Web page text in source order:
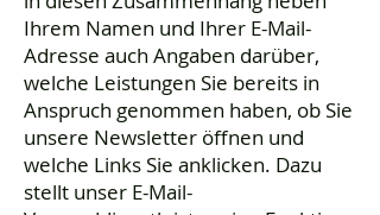
Ihrem Namen und Ihrer E-Mail-
Adresse auch Angaben darüber,
welche Leistungen Sie bereits in
Anspruch genommen haben, ob Sie
unsere Newsletter öffnen und
welche Links Sie anklicken. Dazu
stellt unser E-Mail-